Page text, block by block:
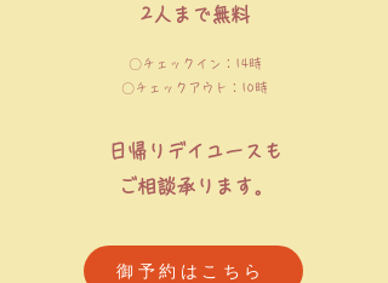
2人まで無料
〇チェックイン：14時
〇チェックアウト：10時
日帰りデイユースも
ご相談承ります。
御予約はこちら